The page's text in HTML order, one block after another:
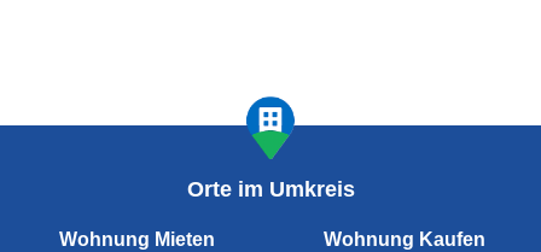
Orte im Umkreis
Wohnung Mieten Wohnung Kaufen